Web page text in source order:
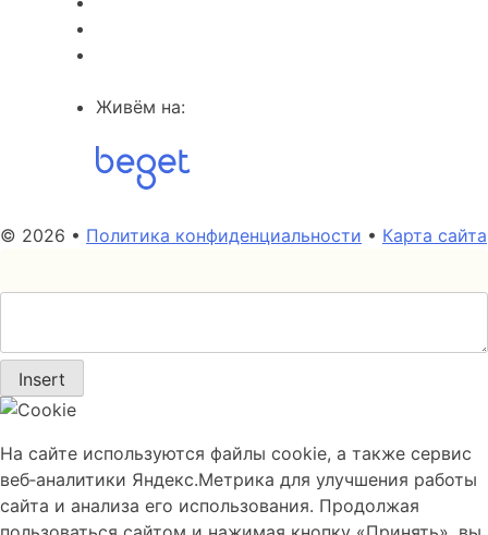
Живём на:
© 2026 • Политика конфиденциальности • Карта сайта
Insert
На сайте используются файлы cookie, а также сервис
веб‑аналитики Яндекс.Метрика для улучшения работы
сайта и анализа его использования. Продолжая